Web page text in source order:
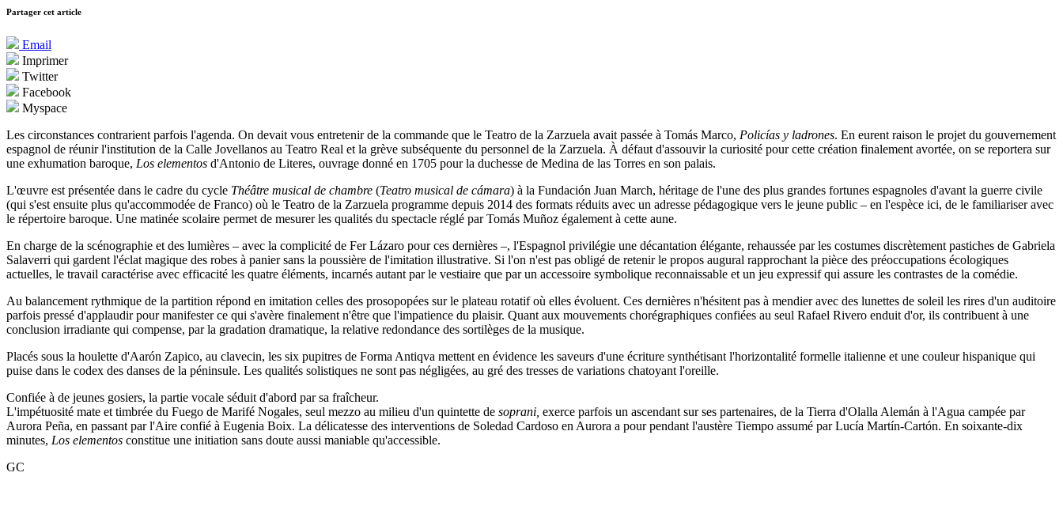
Partager cet article
Email
Imprimer
Twitter
Facebook
Myspace
Les circonstances contrarient parfois l'agenda. On devait vous entretenir de la commande que le Teatro de la Zarzuela avait passée à Tomás Marco, Policías y ladrones. En eurent raison le projet du gouvernement
espagnol de réunir l'institution de la Calle Jovellanos au Teatro Real et la grève subséquente du personnel de la Zarzuela. À défaut d'assouvir la curiosité pour cette création finalement avortée, on se reportera sur
une exhumation baroque, Los elementos d'Antonio de Literes, ouvrage donné en 1705 pour la duchesse de Medina de las Torres en son palais.
L'œuvre est présentée dans le cadre du cycle Théâtre musical de chambre (Teatro musical de cámara) à la Fundación Juan March, héritage de l'une des plus grandes fortunes espagnoles d'avant la guerre civile
(qui s'est ensuite plus qu'accommodée de Franco) où le Teatro de la Zarzuela programme depuis 2014 des formats réduits avec un adresse pédagogique vers le jeune public – en l'espèce ici, de le familiariser avec
le répertoire baroque. Une matinée scolaire permet de mesurer les qualités du spectacle réglé par Tomás Muñoz également à cette aune.
En charge de la scénographie et des lumières – avec la complicité de Fer Lázaro pour ces dernières –, l'Espagnol privilégie une décantation élégante, rehaussée par les costumes discrètement pastiches de Gabriela
Salaverri qui gardent l'éclat magique des robes à panier sans la poussière de l'imitation illustrative. Si l'on n'est pas obligé de retenir le propos augural rapprochant la pièce des préoccupations écologiques
actuelles, le travail caractérise avec efficacité les quatre éléments, incarnés autant par le vestiaire que par un accessoire symbolique reconnaissable et un jeu expressif qui assure les contrastes de la comédie.
Au balancement rythmique de la partition répond en imitation celles des prosopopées sur le plateau rotatif où elles évoluent. Ces dernières n'hésitent pas à mendier avec des lunettes de soleil les rires d'un auditoire
parfois pressé d'applaudir pour manifester ce qui s'avère finalement n'être que l'impatience du plaisir. Quant aux mouvements chorégraphiques confiées au seul Rafael Rivero enduit d'or, ils contribuent à une
conclusion irradiante qui compense, par la gradation dramatique, la relative redondance des sortilèges de la musique.
Placés sous la houlette d'Aarón Zapico, au clavecin, les six pupitres de Forma Antiqva mettent en évidence les saveurs d'une écriture synthétisant l'horizontalité formelle italienne et une couleur hispanique qui
puise dans le codex des danses de la péninsule. Les qualités solistiques ne sont pas négligées, au gré des tresses de variations chatoyant l'oreille.
Confiée à de jeunes gosiers, la partie vocale séduit d'abord par sa fraîcheur.
L'impétuosité mate et timbrée du Fuego de Marifé Nogales, seul mezzo au milieu d'un quintette de soprani, exerce parfois un ascendant sur ses partenaires, de la Tierra d'Olalla Alemán à l'Agua campée par
Aurora Peña, en passant par l'Aire confié à Eugenia Boix. La délicatesse des interventions de Soledad Cardoso en Aurora a pour pendant l'austère Tiempo assumé par Lucía Martín-Cartón. En soixante-dix
minutes, Los elementos constitue une initiation sans doute aussi maniable qu'accessible.
GC